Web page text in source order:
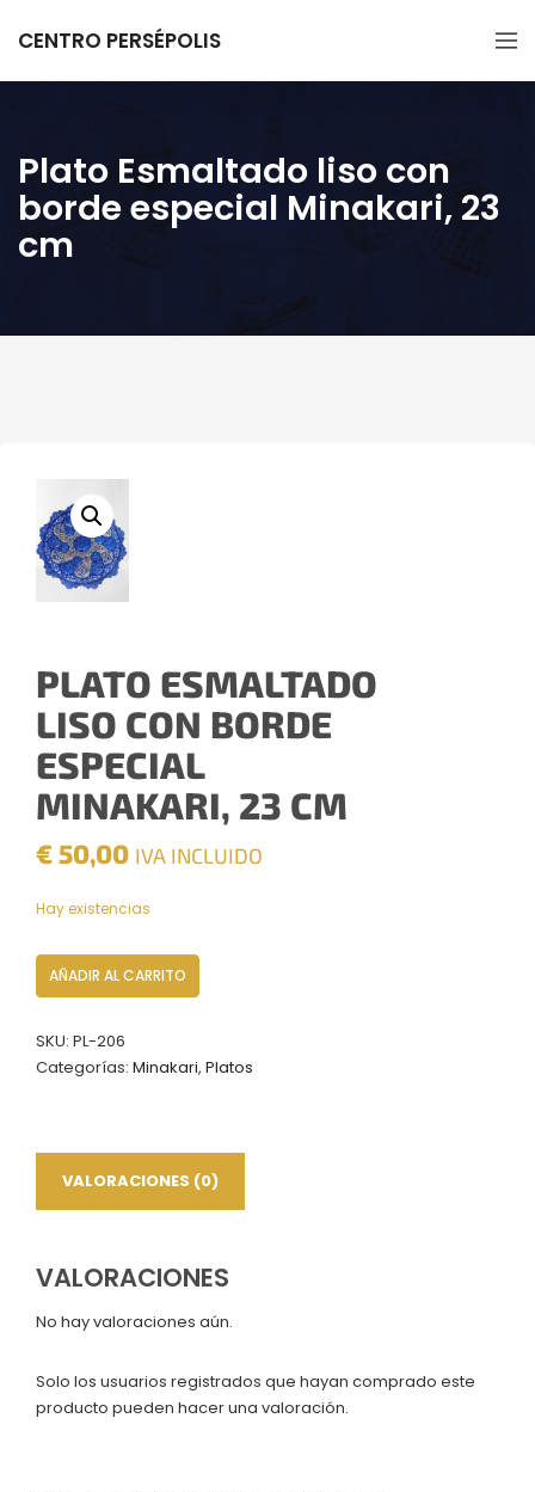
CENTRO PERSÉPOLIS
Plato Esmaltado liso con
borde especial Minakari, 23
cm
PLATO ESMALTADO
LISO CON BORDE
ESPECIAL
MINAKARI, 23 CM
€50,00 IVA INCLUIDO
Hay existencias
Plato
Esmaltado
con
borde
23
AÑADIR AL CARRITO
SKU: PL-206
Categorías: Minakari, Platos
VALORACIONES (0)
VALORACIONES
No hay valoraciones aún.
Solo los usuarios registrados que hayan comprado este
producto pueden hacer una valoración.